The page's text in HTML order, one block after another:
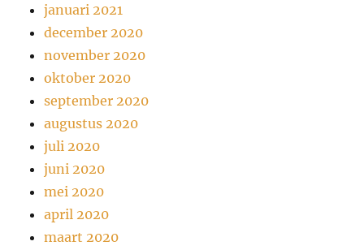
januari 2021
december 2020
november 2020
oktober 2020
september 2020
augustus 2020
juli 2020
juni 2020
mei 2020
april 2020
maart 2020